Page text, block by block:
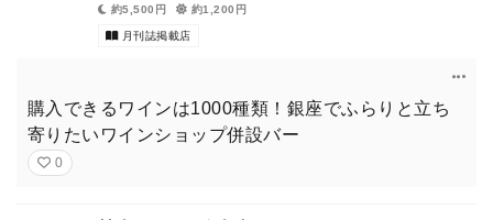
橋駅、築地市場駅、内幸町駅
約5,500円 約1,200円
月刊誌掲載店
購入できるワインは1000種類！銀座でふらりと立ち
寄りたいワインショップ併設バー
0